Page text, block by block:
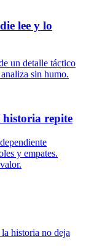
lee y lo
un detalle táctico
sin humo.
repite
y empates.
historia no deja